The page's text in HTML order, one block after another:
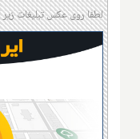
لطفا روی عکس تبلیغات